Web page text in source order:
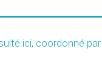
ici, coordonné